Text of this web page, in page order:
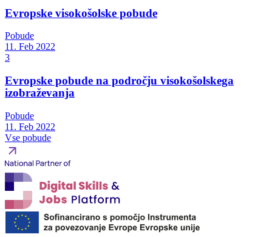
Evropske visokošolske pobude
Pobude
11. Feb 2022
3
Evropske pobude na področju visokošolskega
izobraževanja
Pobude
11. Feb 2022
Vse pobude